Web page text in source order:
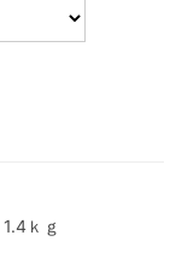
ｋｇ